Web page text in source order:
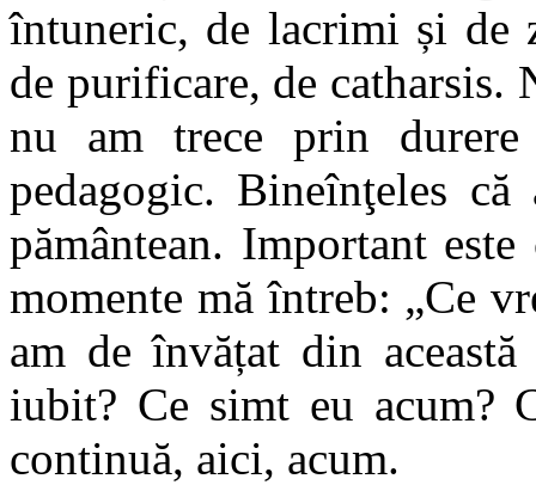
întuneric, de lacrimi și de
de purificare, de catharsis.
nu am trece prin
pedagogic. Bineînţeles
pământean. Important
momente mă întreb: „Ce
am de învățat din
iubit? Ce simt eu acum?
continuă, aici, acum.